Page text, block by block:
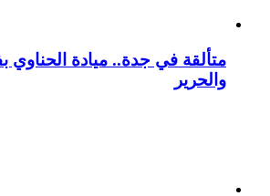
متألقة في جدة.. ميادة
والحرير